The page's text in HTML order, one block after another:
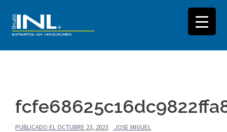
contenido
PUBLICADO EL OCTUBRE 23, 2023 JOSE MIGUEL